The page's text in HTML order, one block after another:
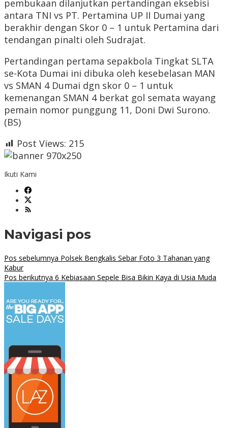
pembukaan dilanjutkan pertandingan eksebisi
antara TNI vs PT. Pertamina UP II Dumai yang
berakhir dengan Skor 0 – 1 untuk Pertamina dari
tendangan pinalti oleh Sudrajat.
Pertandingan pertama sepakbola Tingkat SLTA
se-Kota Dumai ini dibuka oleh kesebelasan MAN
vs SMAN 4 Dumai dgn skor 0 – 1 untuk
kemenangan SMAN 4 berkat gol semata wayang
pemain nomor punggung 11, Doni Dwi Surono.
(BS)
Post Views: 215
Ikuti Kami
Navigasi pos
Pos sebelumnya Polsek Bengkalis Sebar Foto 3 Tahanan yang
Kabur
Pos berikutnya 6 Kebiasaan Sepele Bisa Bikin Kaya di Usia Muda